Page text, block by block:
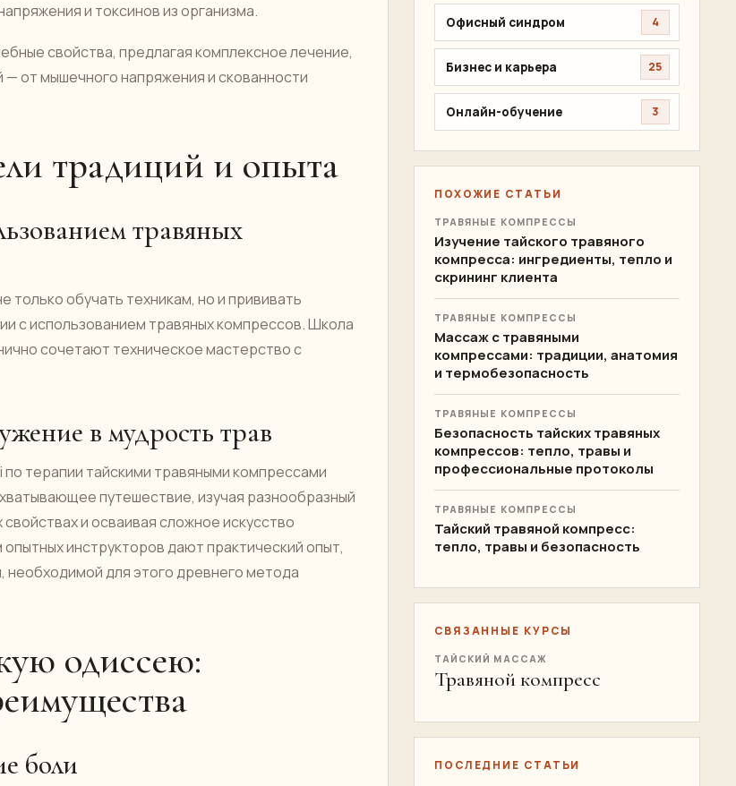
и токсинов из организма.
свойства, предлагая комплексное лечение,
от мышечного напряжения и скованности
традиций и опыта
травяных
обучать техникам, но и прививать
с использованием травяных компрессов. Школа
сочетают техническое мастерство с
в мудрость трав
терапии тайскими травяными компрессами
путешествие, изучая разнообразный
и осваивая сложное искусство
инструкторов дают практический опыт,
необходимой для этого древнего метода
одиссею:
боли
Офисный синдром 4
Бизнес и карьера 25
Онлайн-обучение 3
ПОХОЖИЕ СТАТЬИ
ТРАВЯНЫЕ КОМПРЕССЫ
Изучение тайского травяного
компресса: ингредиенты, тепло и
скрининг клиента
ТРАВЯНЫЕ КОМПРЕССЫ
Массаж с травяными
компрессами: традиции, анатомия
и термобезопасность
ТРАВЯНЫЕ КОМПРЕССЫ
Безопасность тайских травяных
компрессов: тепло, травы и
профессиональные протоколы
ТРАВЯНЫЕ КОМПРЕССЫ
Тайский травяной компресс:
тепло, травы и безопасность
СВЯЗАННЫЕ КУРСЫ
ТАЙСКИЙ МАССАЖ
Травяной компресс
ПОСЛЕДНИЕ СТАТЬИ